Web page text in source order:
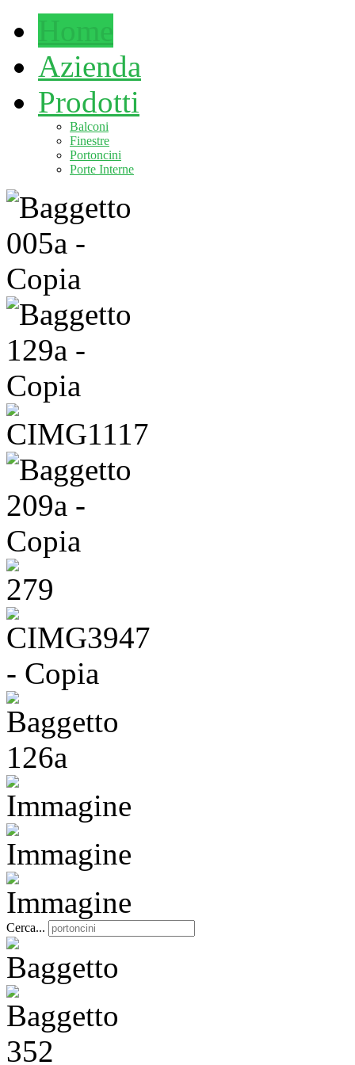
Azienda
Prodotti
Balconi
Finestre
Portoncini
Porte Interne
Cerca...